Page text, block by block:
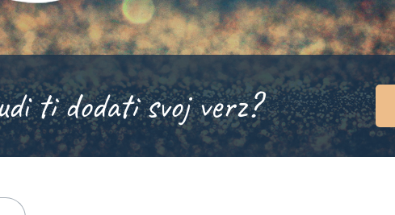
ti dodati svoj verz?